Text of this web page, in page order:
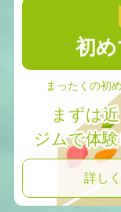
初
まったくの初
まずは
ジムで体
詳し